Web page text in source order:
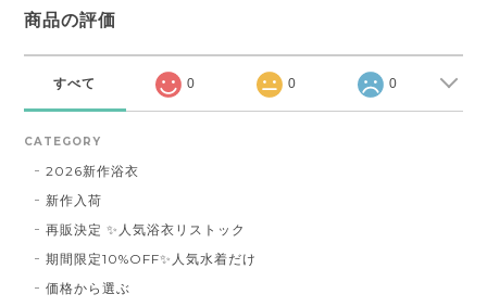
商品の評価
すべて 0 0 0
CATEGORY
2026新作浴衣
新作入荷
再販決定 ✨人気浴衣リストック
期間限定10%OFF✨人気水着だけ
価格から選ぶ